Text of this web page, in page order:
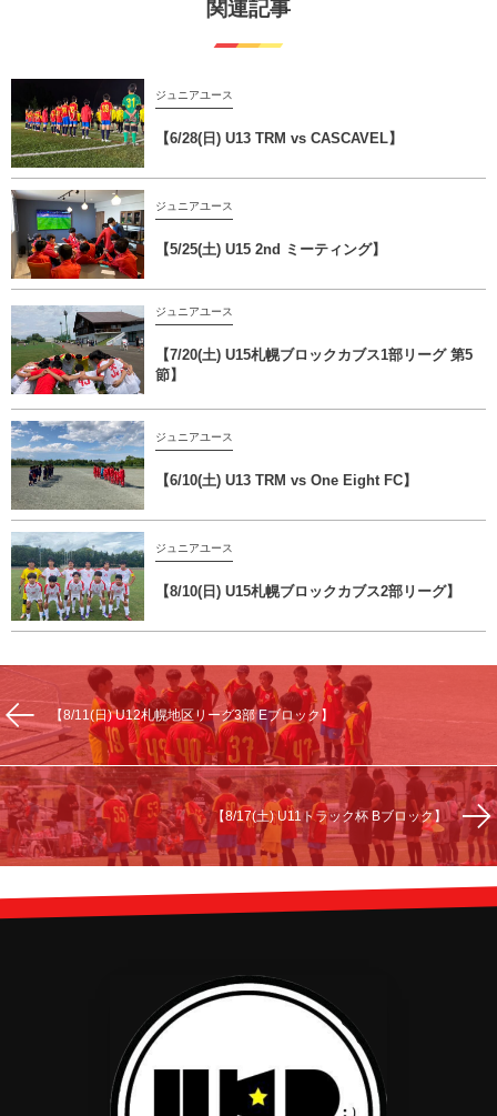
関連記事
ジュニアユース
【6/28(日) U13 TRM vs CASCAVEL】
ジュニアユース
【5/25(土) U15 2nd ミーティング】
ジュニアユース
【7/20(土) U15札幌ブロックカブス1部リーグ 第5
節】
ジュニアユース
【6/10(土) U13 TRM vs One Eight FC】
ジュニアユース
【8/10(日) U15札幌ブロックカブス2部リーグ】
【8/11(日) U12札幌地区リーグ3部 Eブロック】
【8/17(土) U11トラック杯 Bブロック】